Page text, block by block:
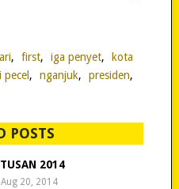
, first, iga penyet,
kota
pecel , nganjuk, presiden,
POSTS
2014
Aug 20, 2014